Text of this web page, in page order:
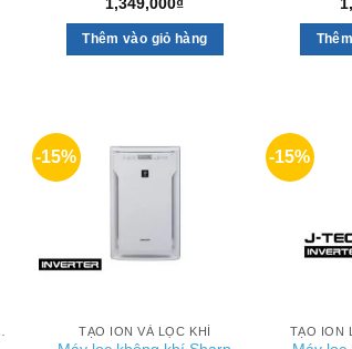
Thêm vào giỏ hàng
-15%
TẠO ION VÀ LỌC KHÍ
-15%
TẠO ION